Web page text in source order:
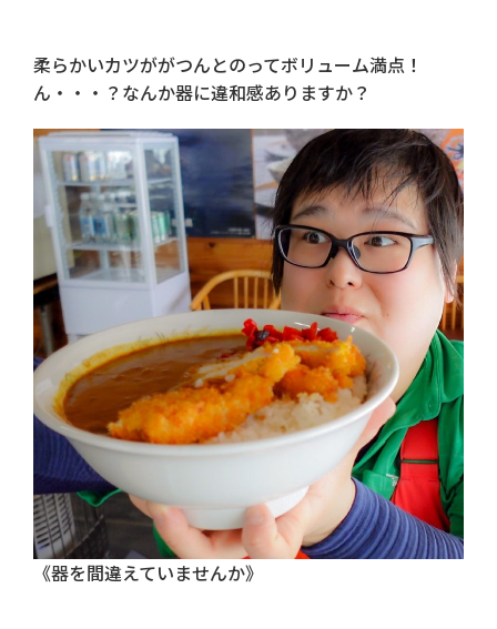
柔らかいカツががつんとのってボリューム満点！
ん・・・？なんか器に違和感ありますか？
《器を間違えていませんか》